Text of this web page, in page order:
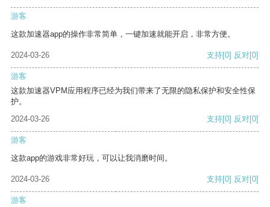
游客
这款加速器app的操作非常简单，一键加速就能开启，非常方便。
2024-03-26 支持[0] 反对[0]
游客
这款加速器VPM应用程序已经为我们带来了无限的隐私保护和安全性保
护。
2024-03-26
支持[0] 反对[0]
游客
这款app的游戏非常好玩，可以让我消磨时间。
2024-03-26 支持[0] 反对[0]
游客